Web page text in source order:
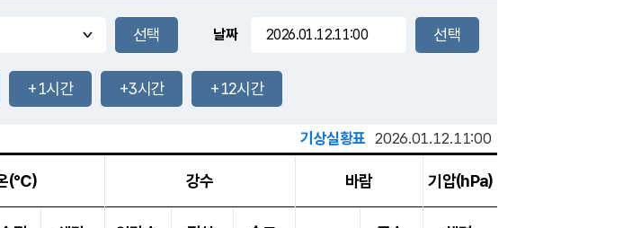
-mm
-mm
장호원
℃
32.8℃
1.1m/s
-mm
-mm
날짜
+1시간 +3시간 +12시간
기상실황표 2026.01.12.11:00
(℃) 강수 바람 기압(hPa)